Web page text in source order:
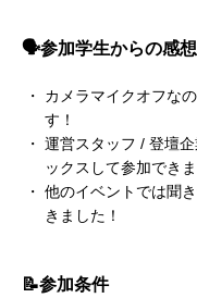
🗣️参加学生からの感想
カメラマイクオフな
す！
運営スタッフ / 登壇
ックスして参加できま
他のイベントでは聞
きました！
📝参加条件